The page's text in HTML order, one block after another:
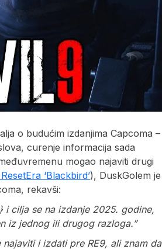
o budućim izdanjima Capcoma –
curenje informacija sada
mogao najaviti drugi
‘Blackbird’), DuskGolem je
rekavši:
i cilja se na izdanje 2025. godine,
iz jednog ili drugog razloga.”
i izdati pre RE9, ali znam da